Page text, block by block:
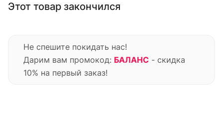
Этот товар закончился
Не спешите покидать нас!
Дарим вам промокод: БАЛАНС - скидка
10% на первый заказ!